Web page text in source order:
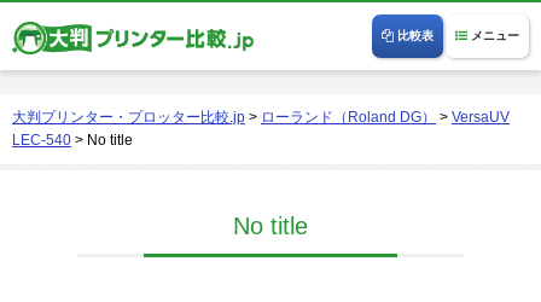
メニュー
比較表
大判プリンター・プロッター比較.jp > ローランド（Roland DG） > VersaUV
LEC-540 > No title
No title